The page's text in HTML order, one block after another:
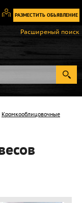
РАЗМЕСТИТЬ ОБЬЯВЛЕНИЕ
Вход
Регистрация
Расширеный поиск
Кромкооблицовочные